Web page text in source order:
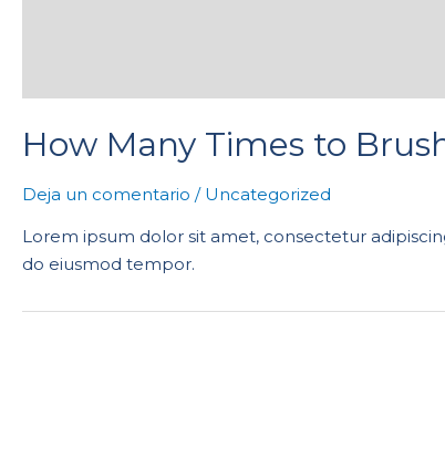
How Many Times to
Deja un comentario / Uncategorized
Lorem ipsum dolor sit amet, consectetur
do eiusmod tempor.